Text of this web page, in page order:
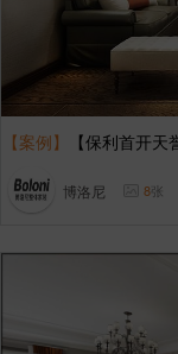
【案例】 【保利首开
博洛尼 8张